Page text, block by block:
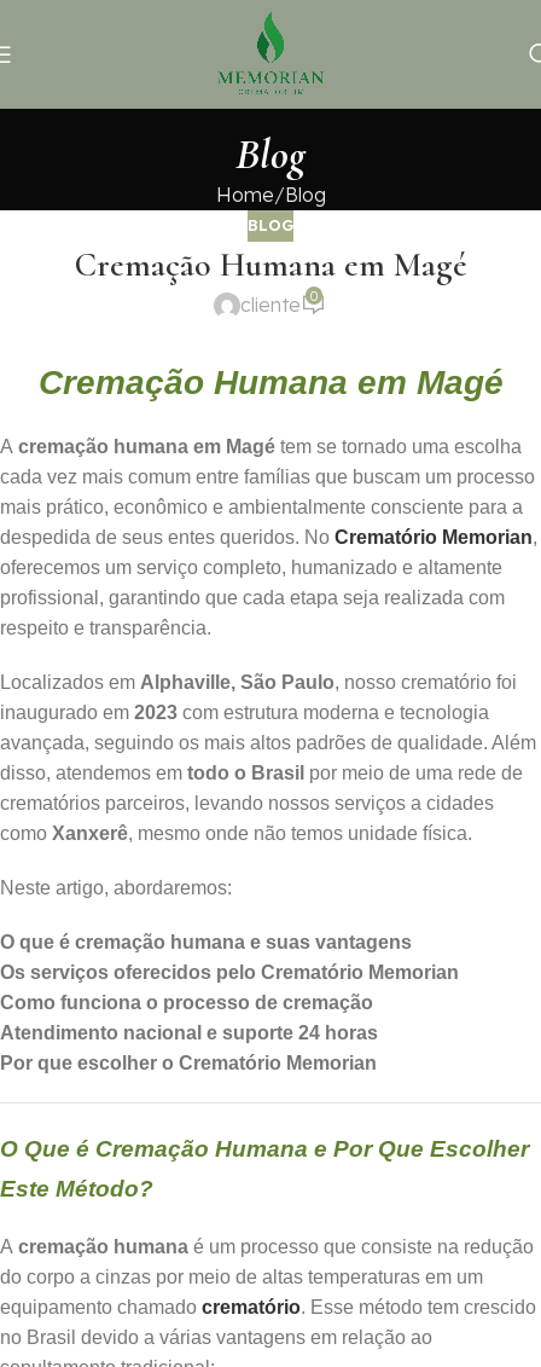
Blog
Home Blog
BLOG
Cremação Humana em Magé
cliente 0
Cremação Humana em Magé
A cremação humana em Magé tem se tornado uma escolha
cada vez mais comum entre famílias que buscam um processo
mais prático, econômico e ambientalmente consciente para a
despedida de seus entes queridos. No Crematório Memorian,
oferecemos um serviço completo, humanizado e altamente
profissional, garantindo que cada etapa seja realizada com
respeito e transparência.
Localizados em Alphaville, São Paulo, nosso crematório foi
inaugurado em 2023 com estrutura moderna e tecnologia
avançada, seguindo os mais altos padrões de qualidade. Além
disso, atendemos em todo o Brasil por meio de uma rede de
crematórios parceiros, levando nossos serviços a cidades
como Xanxerê, mesmo onde não temos unidade física.
Neste artigo, abordaremos:
O que é cremação humana e suas vantagens
Os serviços oferecidos pelo Crematório Memorian
Como funciona o processo de cremação
Atendimento nacional e suporte 24 horas
Por que escolher o Crematório Memorian
O Que é Cremação Humana e Por Que Escolher
Este Método?
A cremação humana é um processo que consiste na redução
do corpo a cinzas por meio de altas temperaturas em um
equipamento chamado crematório. Esse método tem crescido
no Brasil devido a várias vantagens em relação ao